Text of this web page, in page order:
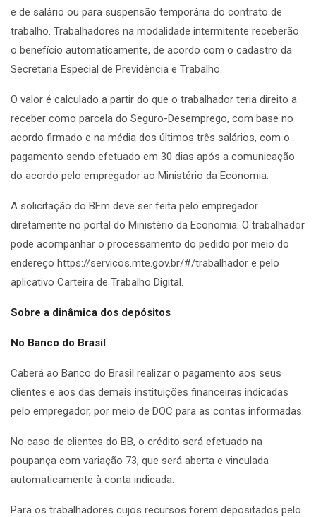
e de salário ou para suspensão temporária do contrato de
trabalho. Trabalhadores na modalidade intermitente receberão
o benefício automaticamente, de acordo com o cadastro da
Secretaria Especial de Previdência e Trabalho.
O valor é calculado a partir do que o trabalhador teria direito a
receber como parcela do Seguro-Desemprego, com base no
acordo firmado e na média dos últimos três salários, com o
pagamento sendo efetuado em 30 dias após a comunicação
do acordo pelo empregador ao Ministério da Economia.
A solicitação do BEm deve ser feita pelo empregador
diretamente no portal do Ministério da Economia. O trabalhador
pode acompanhar o processamento do pedido por meio do
endereço https://servicos.mte.gov.br/#/trabalhador e pelo
aplicativo Carteira de Trabalho Digital.
Sobre a dinâmica dos depósitos
No Banco do Brasil
Caberá ao Banco do Brasil realizar o pagamento aos seus
clientes e aos das demais instituições financeiras indicadas
pelo empregador, por meio de DOC para as contas informadas.
No caso de clientes do BB, o crédito será efetuado na
poupança com variação 73, que será aberta e vinculada
automaticamente à conta indicada.
Para os trabalhadores cujos recursos forem depositados pelo